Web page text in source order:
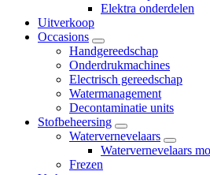
Elektra onderdelen
Uitverkoop
Occasions
Handgereedschap
Onderdrukmachines
Electrisch gereedschap
Watermanagement
Decontaminatie units
Stofbeheersing
Watervernevelaars
Watervernevelaars
Frezen